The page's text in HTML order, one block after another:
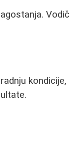
Vodič
kondicije,